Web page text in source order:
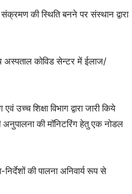
संक्रमण की स्थिति बनने पर संस्थान द्वारा
अस्पताल कोविड सेन्टर में ईलाज/
शिक्षा विभाग द्वारा जारी किये
अनुपालना की मॉनिटरिंग हेतु एक नोडल
की पालना अनिवार्य रूप से